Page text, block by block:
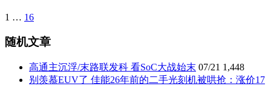
1 … 16
随机文章
高通主沉浮/末路联发科 看SoC大战始末 07/21 1,448
别羡慕EUV了 佳能26年前的二手光刻机被哄抢：涨价17